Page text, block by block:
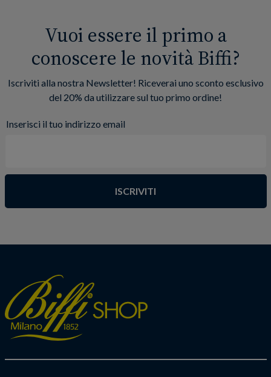
Vuoi essere il primo a
conoscere le novità Biffi?
Iscriviti alla nostra Newsletter! Riceverai uno sconto esclusivo
del 20% da utilizzare sul tuo primo ordine!
Inserisci il tuo indirizzo email
ISCRIVITI